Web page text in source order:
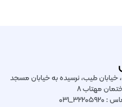
خیابان طیب، نرسیده به خیابان مسجد
مهتاب ۸